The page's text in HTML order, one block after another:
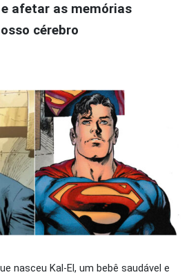
afetar as memórias
cérebro
nasceu Kal-El, um bebê saudável e